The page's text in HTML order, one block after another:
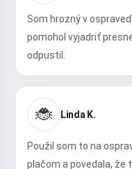
Som hrozný v
pomohol vyjadriť
odpustil.
🐞 Linda K.
Použil som to na
plačom a povedala, že